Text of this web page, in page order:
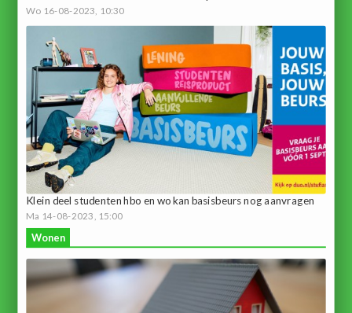
Wo 16-08-2023, 10:30
Klein deel studenten hbo en wo kan basisbeurs nog aanvragen
Ma 14-08-2023, 15:00
Wonen